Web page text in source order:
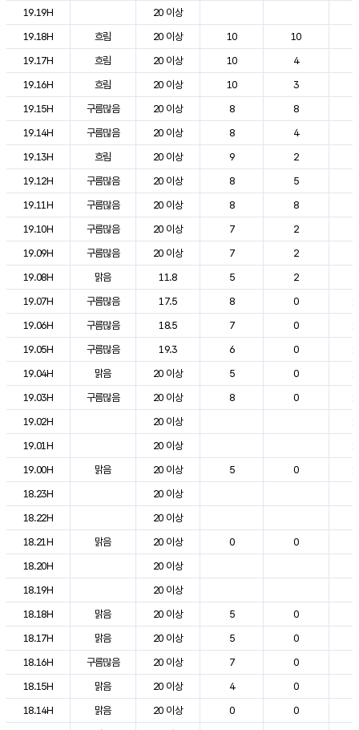
19.19H
20 이상
19.18H
흐림 20 이상 10 10
19.17H
흐림 20 이상 10 4
19.16H
흐림 20 이상 10 3
19.15H
구름많음 20 이상 8 8
19.14H
구름많음 20 이상 8 4
19.13H
흐림 20 이상 9 2
19.12H
구름많음 20 이상 8 5
19.11H
구름많음 20 이상 8 8
19.10H
구름많음 20 이상 7 2
19.09H
구름많음 20 이상 7 2
19.08H
맑음 11.8 5 2
19.07H
구름많음 17.5 8 0
19.06H
구름많음 18.5 7 0
19.05H
구름많음 19.3 6 0
19.04H
맑음 20 이상 5 0
19.03H
구름많음 20 이상 8 0
19.02H
20 이상
19.01H
20 이상
19.00H
맑음 20 이상 5 0
18.23H
20 이상
18.22H
20 이상
18.21H
맑음 20 이상 0 0
18.20H
20 이상
18.19H
20 이상
18.18H
맑음 20 이상 5 0
18.17H
맑음 20 이상 5 0
18.16H
구름많음 20 이상 7 0
18.15H
맑음 20 이상 4 0
18.14H
맑음 20 이상 0 0